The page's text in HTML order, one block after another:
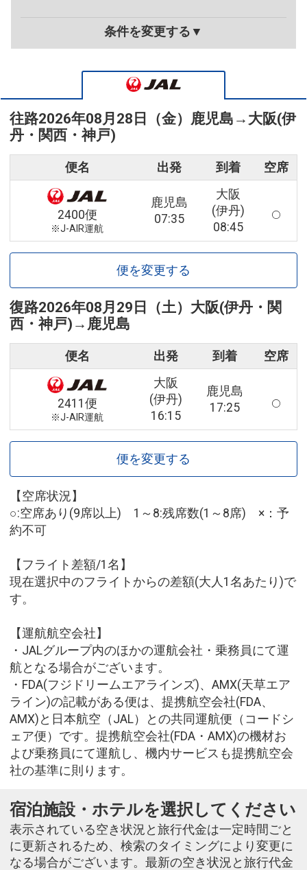
条件を変更する▼
往路2026年08月28日（金） 鹿児島 → 大阪(伊
丹・関西・神戸)
便名 出発 到着 空席
2400便
※J-AIR運航
鹿児島
07:35
大阪
(伊丹)
08:45
便を変更する
復路2026年08月29日（土） 大阪(伊丹・関
西・神戸) → 鹿児島
便名 出発 到着 空席
2411便
※J-AIR運航
大阪
(伊丹)
16:15
鹿児島
17:25
便を変更する
【空席状況】
○:空席あり(9席以上) 1～8:残席数(1～8席) ×：予
約不可
【フライト差額/1名】
現在選択中のフライトからの差額(大人1名あたり)で
す。
【運航航空会社】
・JALグループ内のほかの運航会社・乗務員にて運
航となる場合がございます。
・FDA(フジドリームエアラインズ)、AMX(天草エア
ライン)の記載がある便は、提携航空会社(FDA、
AMX)と日本航空（JAL）との共同運航便（コードシ
ェア便）です。提携航空会社(FDA・AMX)の機材お
よび乗務員にて運航し、機内サービスも提携航空会
社の基準に則ります。
宿泊施設・ホテルを選択してください
表示されている空き状況と旅行代金は一定時間ごと
に更新されるため、検索のタイミングにより変更に
なる場合がございます。最新の空き状況と旅行代金